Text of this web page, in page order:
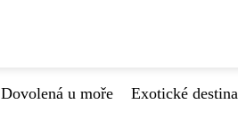
Dovolená u moře Exotické